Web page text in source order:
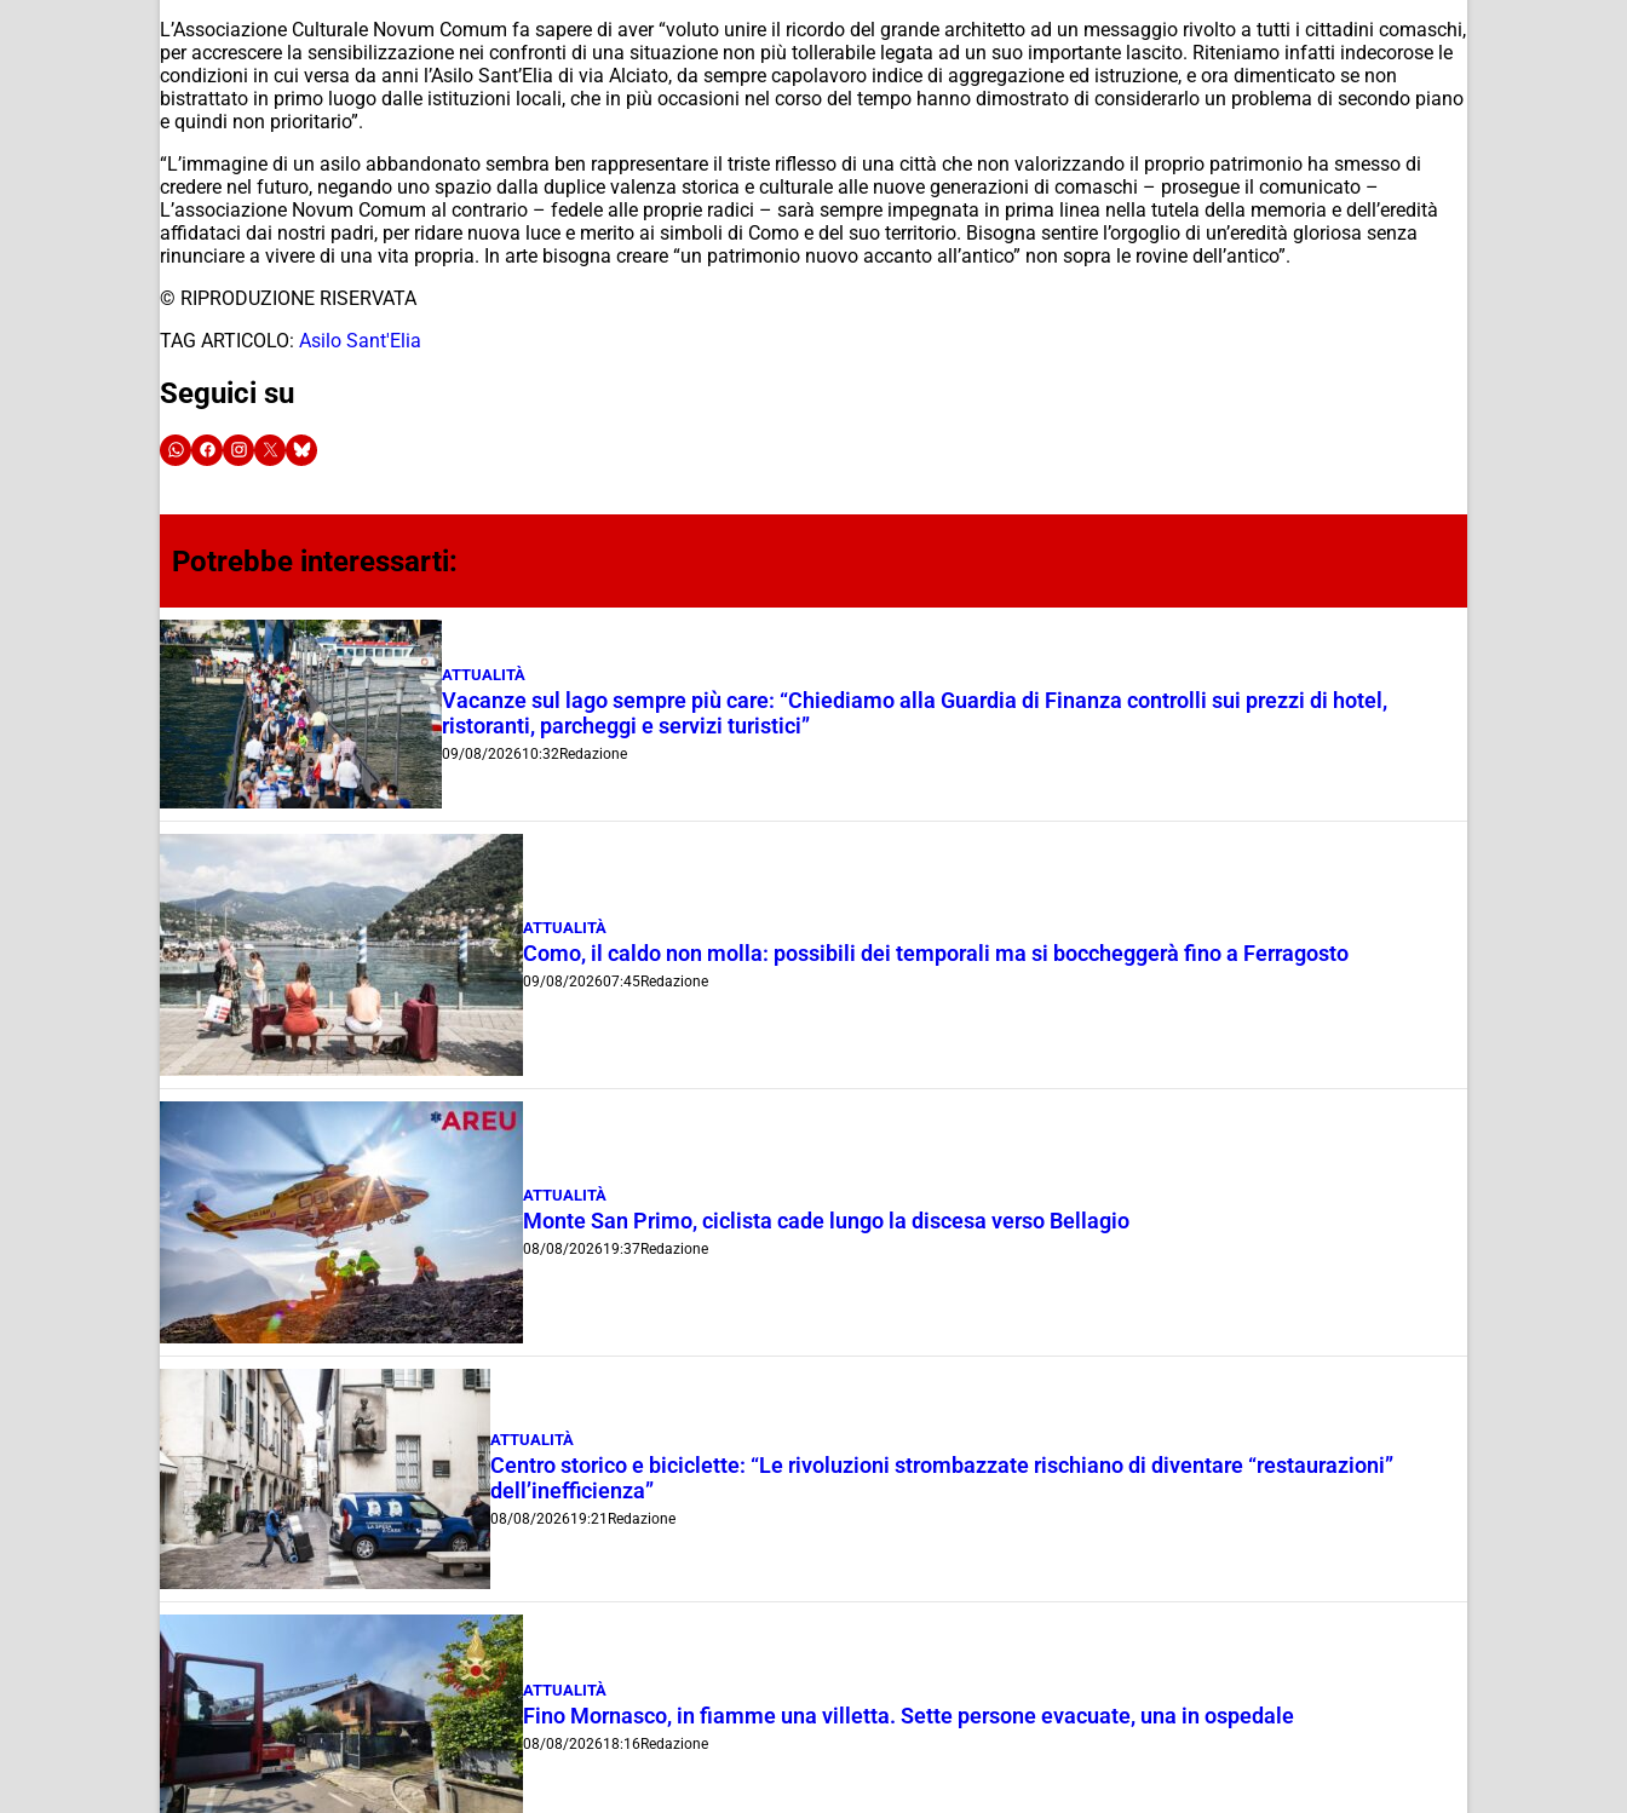
L’Associazione Culturale Novum Comum fa sapere di aver “voluto unire il ricordo del grande architetto ad un messaggio rivolto a tutti i cittadini comaschi,
per accrescere la sensibilizzazione nei confronti di una situazione non più tollerabile legata ad un suo importante lascito. Riteniamo infatti indecorose le
condizioni in cui versa da anni l’Asilo Sant’Elia di via Alciato, da sempre capolavoro indice di aggregazione ed istruzione, e ora dimenticato se non
bistrattato in primo luogo dalle istituzioni locali, che in più occasioni nel corso del tempo hanno dimostrato di considerarlo un problema di secondo piano
e quindi non prioritario”.
“L’immagine di un asilo abbandonato sembra ben rappresentare il triste riflesso di una città che non valorizzando il proprio patrimonio ha smesso di
credere nel futuro, negando uno spazio dalla duplice valenza storica e culturale alle nuove generazioni di comaschi – prosegue il comunicato –
L’associazione Novum Comum al contrario – fedele alle proprie radici – sarà sempre impegnata in prima linea nella tutela della memoria e dell’eredità
affidataci dai nostri padri, per ridare nuova luce e merito ai simboli di Como e del suo territorio. Bisogna sentire l’orgoglio di un’eredità gloriosa senza
rinunciare a vivere di una vita propria. In arte bisogna creare “un patrimonio nuovo accanto all’antico” non sopra le rovine dell’antico”.
© RIPRODUZIONE RISERVATA
TAG ARTICOLO: Asilo Sant'Elia
Seguici su
Potrebbe interessarti:
ATTUALITÀ
Vacanze sul lago sempre più care: “Chiediamo alla Guardia di Finanza controlli sui prezzi di hotel,
ristoranti, parcheggi e servizi turistici”
09/08/202610:32Redazione
ATTUALITÀ
Como, il caldo non molla: possibili dei temporali ma si boccheggerà fino a Ferragosto
09/08/202607:45Redazione
ATTUALITÀ
Monte San Primo, ciclista cade lungo la discesa verso Bellagio
08/08/202619:37Redazione
ATTUALITÀ
Centro storico e biciclette: “Le rivoluzioni strombazzate rischiano di diventare “restaurazioni”
dell’inefficienza”
08/08/202619:21 Redazione
ATTUALITÀ
Fino Mornasco, in fiamme una villetta. Sette persone evacuate, una in ospedale
08/08/202618:16Redazione